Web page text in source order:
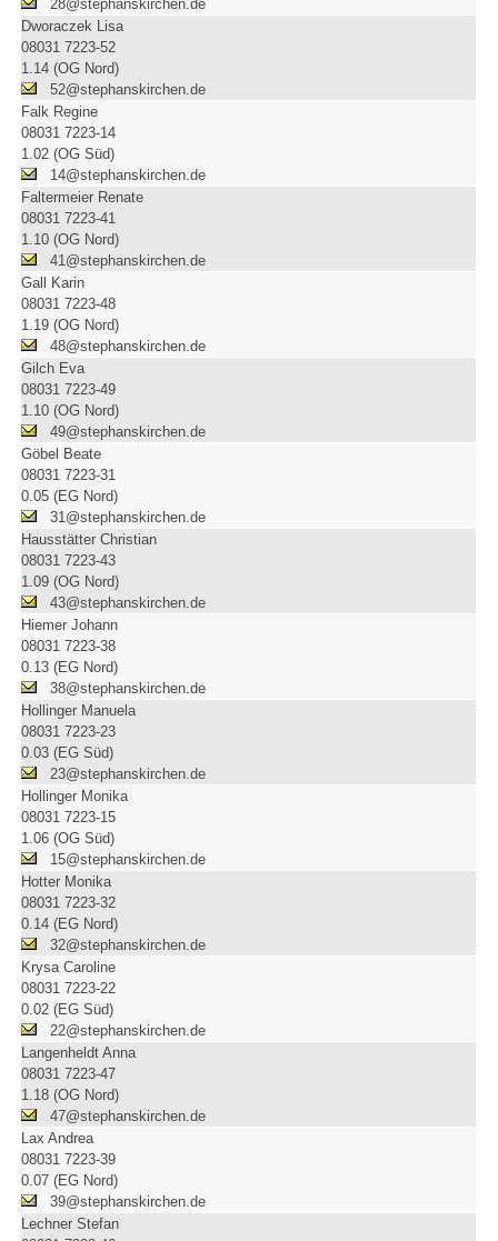
28@stephanskirchen.de
Dworaczek Lisa
08031 7223-52
1.14 (OG Nord)
52@stephanskirchen.de
Falk Regine
08031 7223-14
1.02 (OG Süd)
14@stephanskirchen.de
Faltermeier Renate
08031 7223-41
1.10 (OG Nord)
41@stephanskirchen.de
Gall Karin
08031 7223-48
1.19 (OG Nord)
48@stephanskirchen.de
Gilch Eva
08031 7223-49
1.10 (OG Nord)
49@stephanskirchen.de
Göbel Beate
08031 7223-31
0.05 (EG Nord)
31@stephanskirchen.de
Hausstätter Christian
08031 7223-43
1.09 (OG Nord)
43@stephanskirchen.de
Hiemer Johann
08031 7223-38
0.13 (EG Nord)
38@stephanskirchen.de
Hollinger Manuela
08031 7223-23
0.03 (EG Süd)
23@stephanskirchen.de
Hollinger Monika
08031 7223-15
1.06 (OG Süd)
15@stephanskirchen.de
Hotter Monika
08031 7223-32
0.14 (EG Nord)
32@stephanskirchen.de
Krysa Caroline
08031 7223-22
0.02 (EG Süd)
22@stephanskirchen.de
Langenheldt Anna
08031 7223-47
1.18 (OG Nord)
47@stephanskirchen.de
Lax Andrea
08031 7223-39
0.07 (EG Nord)
39@stephanskirchen.de
Lechner Stefan